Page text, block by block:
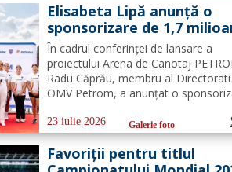
Elisabeta Lipă anunță o
sponsorizare de 1,7
de euro pentru proiectul
Arena de Canotaj
În cadrul conferinței de lansare a
proiectului Arena de Canotaj
Radu Căprău, membru al
OMV Petrom, a anunțat o
dezvoltarea acestui proiect de mare
însemnătate pentru canotajul și
românesc. Investiția completează...
23 iulie 2026 Galerie foto
Favoriții pentru titlul